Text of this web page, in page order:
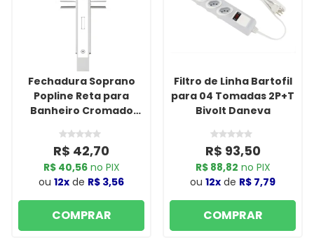
Fechadura Soprano
Popline Reta para
Banheiro Cromado
R$ 42,70
R$ 40,56no PIX
ou 12x de R$ 3,56
COMPRAR
Filtro de Linha Bartofil
para 04 Tomadas 2P+T
Bivolt Daneva
R$ 93,50
R$ 88,82 no PIX
ou 12x de R$ 7,79
COMPRAR